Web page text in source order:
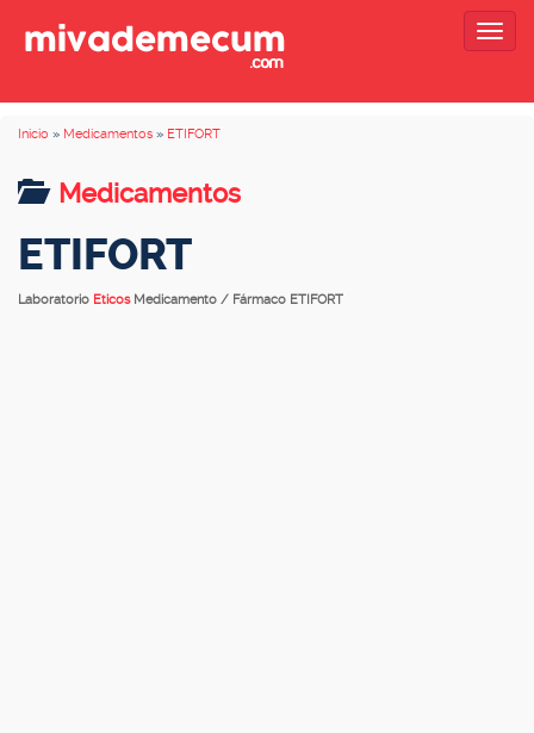
Inicio » Medicamentos » ETIFORT
Medicamentos
ETIFORT
Laboratorio Eticos Medicamento / Fármaco ETIFORT